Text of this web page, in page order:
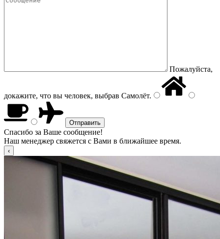
Пожалуйста,
докажите, что вы человек, выбрав Самолёт.
Спасибо за Ваше сообщение!
Наш менеджер свяжется с Вами в ближайшее время.